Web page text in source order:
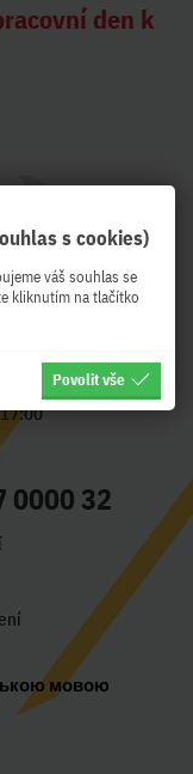
den k
0000 32
мовою
s cookies)
váš souhlas se
kliknutím na tlačítko
Povolit vše